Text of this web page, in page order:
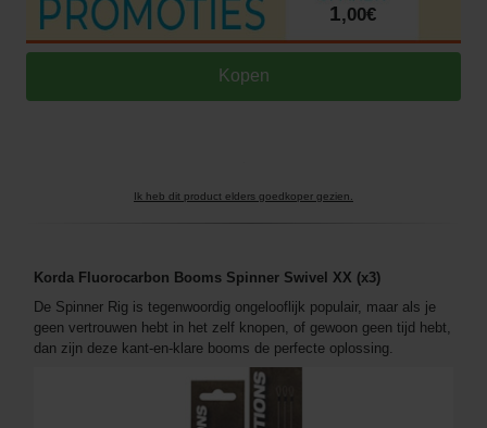
1,00€
Ik heb dit product elders goedkoper gezien.
Korda Fluorocarbon Booms Spinner Swivel XX (x3)
De Spinner Rig is tegenwoordig ongelooflijk populair, maar als je
geen vertrouwen hebt in het zelf knopen, of gewoon geen tijd hebt,
dan zijn deze kant-en-klare booms de perfecte oplossing.